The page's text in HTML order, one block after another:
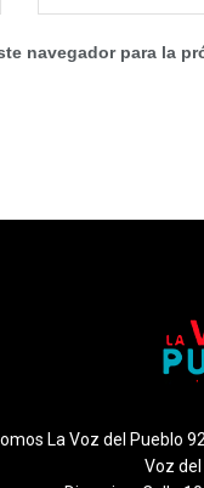
navegador para la
La Voz del Pueblo
Voz del